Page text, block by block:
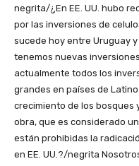
negrita/¿En EE. UU. hubo
por las inversiones de
sucede hoy entre Uruguay
tenemos nuevas
actualmente todos los
grandes en países de
crecimiento de los bosques
obra, que es considerado
están prohibidas la
en EE. UU.?/negrita